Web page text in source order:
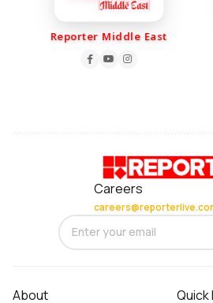
Reporter Middle East
Careers
About Quick